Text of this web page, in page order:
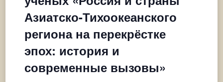
Азиатско-Тихоокеанского
региона на перекрёстке
эпох: история и
современные вызовы»